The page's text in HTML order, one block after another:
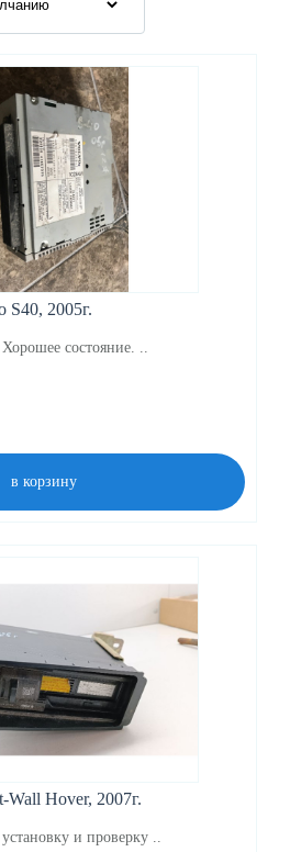
S40, 2005г.
состояние. ..
в корзину
Hover, 2007г.
и проверку ..